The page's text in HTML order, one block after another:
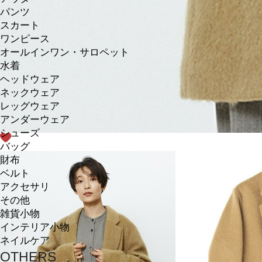
パンツ
スカート
ワンピース
オールインワン・サロペット
水着
ヘッドウェア
ネックウェア
レッグウェア
アンダーウェア
シューズ
バッグ
財布
ベルト
アクセサリ
その他
雑貨小物
インテリア小物
ネイルケア
OTHERS